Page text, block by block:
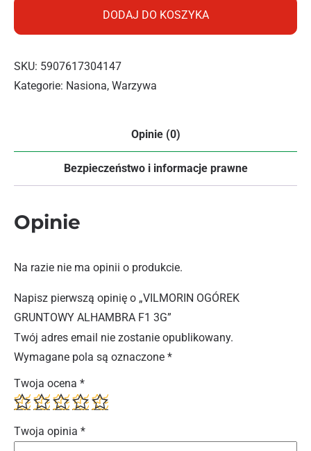
DODAJ DO KOSZYKA
SKU: 5907617304147
Kategorie: Nasiona, Warzywa
Opinie (0)
Bezpieczeństwo i informacje prawne
Opinie
Na razie nie ma opinii o produkcie.
Napisz pierwszą opinię o „VILMORIN OGÓREK
GRUNTOWY ALHAMBRA F1 3G”
Twój adres email nie zostanie opublikowany.
Wymagane pola są oznaczone *
Twoja ocena *
Twoja opinia *